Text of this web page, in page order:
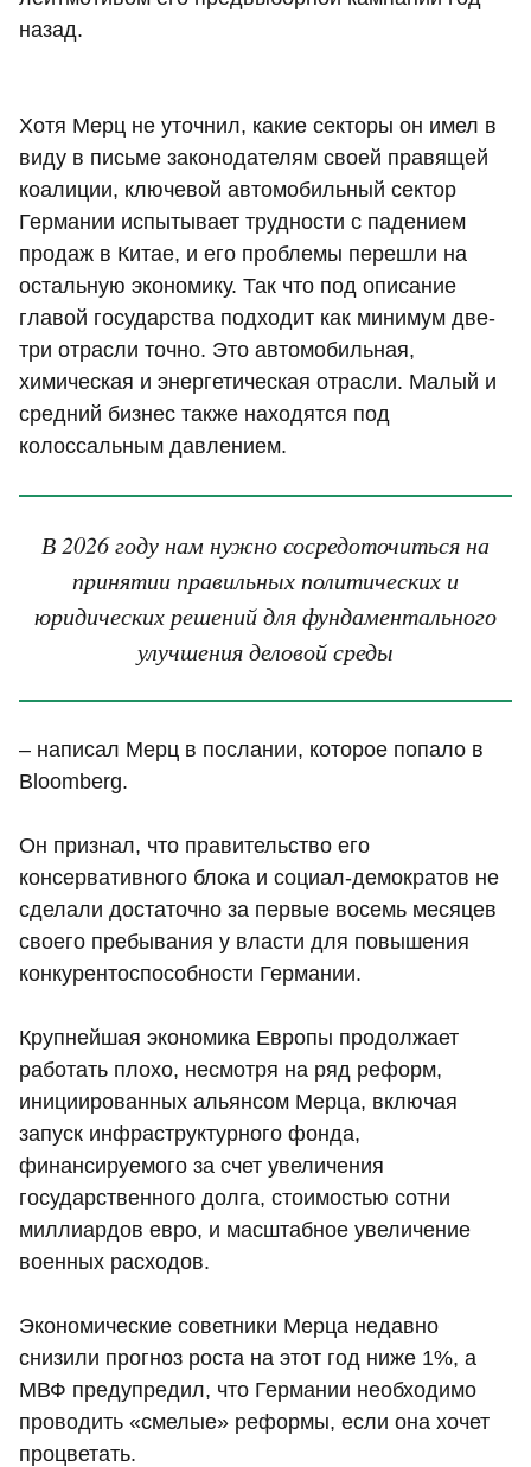
назад.
Хотя Мерц не уточнил, какие секторы он имел в
виду в письме законодателям своей правящей
коалиции, ключевой автомобильный сектор
Германии испытывает трудности с падением
продаж в Китае, и его проблемы перешли на
остальную экономику. Так что под описание
главой государства подходит как минимум две-
три отрасли точно. Это автомобильная,
химическая и энергетическая отрасли. Малый и
средний бизнес также находятся под
колоссальным давлением.
В 2026 году нам нужно сосредоточиться на
принятии правильных политических и
юридических решений для фундаментального
улучшения деловой среды
– написал Мерц в послании, которое попало в
Bloomberg.
Он признал, что правительство его
консервативного блока и социал-демократов не
сделали достаточно за первые восемь месяцев
своего пребывания у власти для повышения
конкурентоспособности Германии.
Крупнейшая экономика Европы продолжает
работать плохо, несмотря на ряд реформ,
инициированных альянсом Мерца, включая
запуск инфраструктурного фонда,
финансируемого за счет увеличения
государственного долга, стоимостью сотни
миллиардов евро, и масштабное увеличение
военных расходов.
Экономические советники Мерца недавно
снизили прогноз роста на этот год ниже 1%, а
МВФ предупредил, что Германии необходимо
проводить «смелые» реформы, если она хочет
процветать.